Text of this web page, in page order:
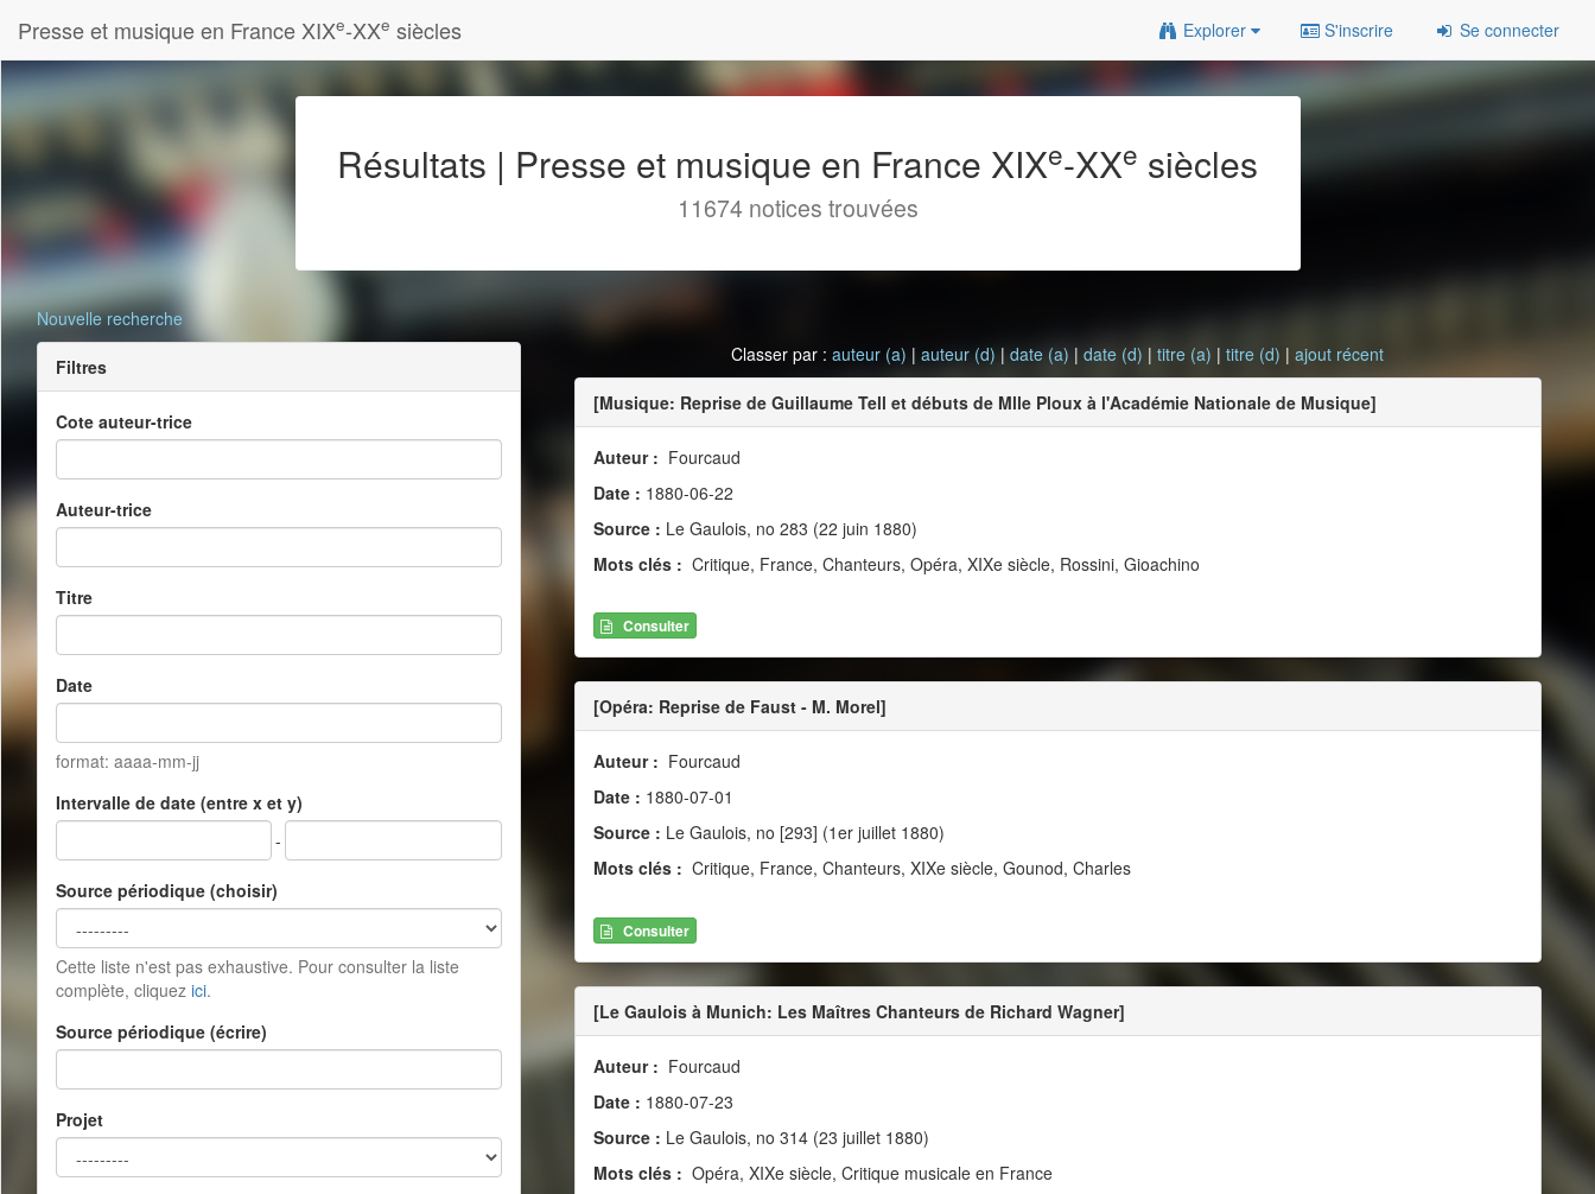
Presse et musique en France XIXe-XXe siècles Explorer S'inscrire Se connecter
Résultats | Presse et musique en France XIXe-XXe siècles
11674 notices trouvées
Nouvelle recherche
Filtres
Cote auteur-trice
Auteur-trice
Titre
Date
format: aaaa-mm-jj
Intervalle de date (entre x et y)
-
Source périodique (choisir)
Cette liste n'est pas exhaustive. Pour consulter la liste
complète, cliquez ici.
Source périodique (écrire)
Projet
Classer par :auteur (a) |auteur (d) |date (a) |date (d) |titre (a) |titre (d) |ajout récent
[Musique: Reprise de Guillaume Tell et débuts de Mlle Ploux à l'Académie Nationale de Musique]
Auteur : Fourcaud
Date : 1880-06-22
Source : Le Gaulois, no 283 (22 juin 1880)
Mots clés : Critique, France, Chanteurs, Opéra, XIXe siècle, Rossini, Gioachino
Consulter
[Opéra: Reprise de Faust - M. Morel]
Auteur : Fourcaud
Date : 1880-07-01
Source : Le Gaulois, no [293] (1er juillet 1880)
Mots clés : Critique, France, Chanteurs, XIXe siècle, Gounod, Charles
Consulter
[Le Gaulois à Munich: Les Maîtres Chanteurs de Richard Wagner]
Auteur : Fourcaud
Date : 1880-07-23
Source : Le Gaulois, no 314 (23 juillet 1880)
Mots clés : Opéra, XIXe siècle, Critique musicale en France